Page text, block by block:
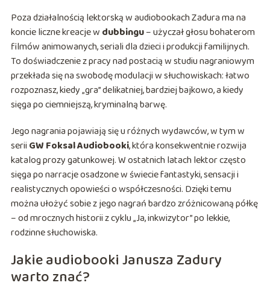
Poza działalnością lektorską w audiobookach Zadura ma na
koncie liczne kreacje w dubbingu– użyczał głosu bohaterom
filmów animowanych, seriali dla dzieci i produkcji familijnych.
To doświadczenie z pracy nad postacią w studiu nagraniowym
przekłada się na swobodę modulacji w słuchowiskach: łatwo
rozpoznasz, kiedy „gra” delikatniej, bardziej bajkowo, a kiedy
sięga po ciemniejszą, kryminalną barwę.
Jego nagrania pojawiają się u różnych wydawców, w tym w
serii GW Foksal Audiobooki, która konsekwentnie rozwija
katalog prozy gatunkowej. W ostatnich latach lektor często
sięga po narracje osadzone w świecie fantastyki, sensacji i
realistycznych opowieści o współczesności. Dzięki temu
można ułożyć sobie z jego nagrań bardzo zróżnicowaną półkę
– od mrocznych historii z cyklu „Ja, inkwizytor” po lekkie,
rodzinne słuchowiska.
Jakie audiobooki Janusza Zadury
warto znać?